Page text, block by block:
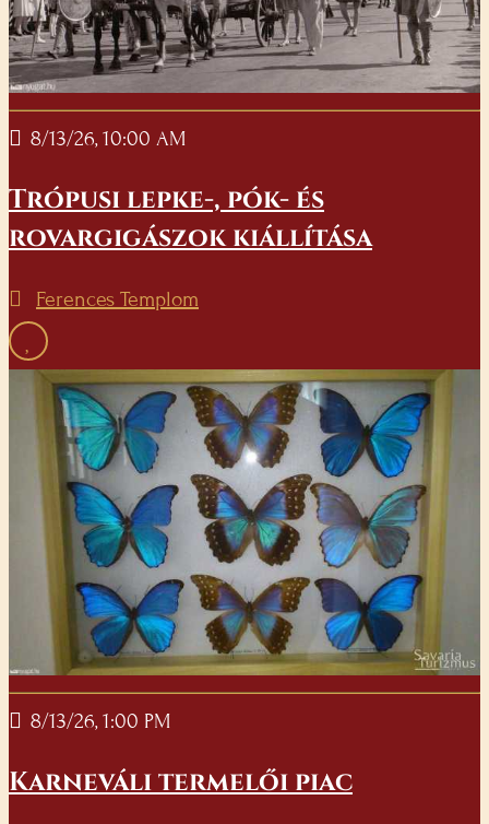
8/13/26, 10:00 AM
Trópusi lepke-, pók- és
rovargigászok kiállítása
Ferences Templom
8/13/26, 1:00 PM
Karneváli termelői piac